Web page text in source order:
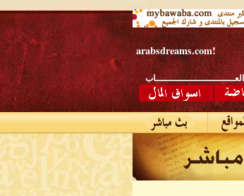
arabsdreams.com!
العــــــــــــــــــــــــــــاب
افـــــــــــــــــــــــــــــلام